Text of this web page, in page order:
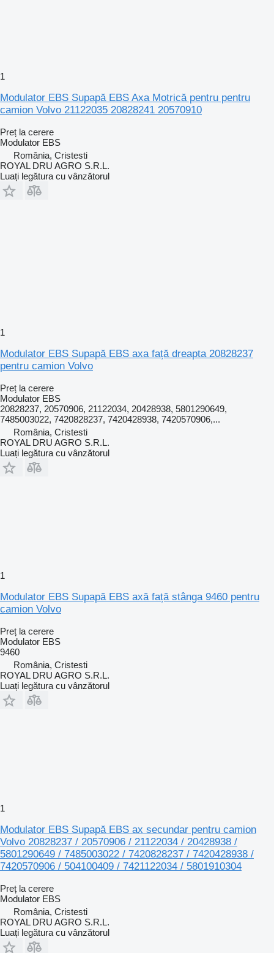
1
Modulator EBS Supapă EBS Axa Motrică pentru pentru
camion Volvo 21122035 20828241 20570910
Preț la cerere
Modulator EBS
România, Cristesti
ROYAL DRU AGRO S.R.L.
Luați legătura cu vânzătorul
1
Modulator EBS Supapă EBS axa față dreapta 20828237
pentru camion Volvo
Preț la cerere
Modulator EBS
20828237, 20570906, 21122034, 20428938, 5801290649,
7485003022, 7420828237, 7420428938, 7420570906,...
România, Cristesti
ROYAL DRU AGRO S.R.L.
Luați legătura cu vânzătorul
1
Modulator EBS Supapă EBS axă față stânga 9460 pentru
camion Volvo
Preț la cerere
Modulator EBS
9460
România, Cristesti
ROYAL DRU AGRO S.R.L.
Luați legătura cu vânzătorul
1
Modulator EBS Supapă EBS ax secundar pentru camion
Volvo 20828237 / 20570906 / 21122034 / 20428938 /
5801290649 / 7485003022 / 7420828237 / 7420428938 /
7420570906 / 504100409 / 7421122034 / 5801910304
Preț la cerere
Modulator EBS
România, Cristesti
ROYAL DRU AGRO S.R.L.
Luați legătura cu vânzătorul